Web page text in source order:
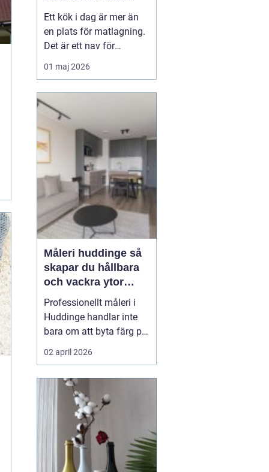
personligt kök
Ett kök i dag är mer än
en plats för matlagning.
Det är ett nav för
vardagen, en
samlingspunkt för familj
hemmets viktigaste rum.
När en bostadsägare
planerar kök Uppsala
handlar det därför både
om funktion, känsla och
långsiktigt...
01 maj 2026
Måleri huddinge så
skapar du hållbara
och vackra ytor
hemma
Professionellt måleri i
Huddinge handlar inte
bara om att byta färg på
en vägg. Rätt utfört
arbete skyddar huset
höjer värdet på bostaden
och gör vardagen
trevligare. Genom att
planera projektet
noggrant, välja rätt
färgtyper oc...
02 april 2026